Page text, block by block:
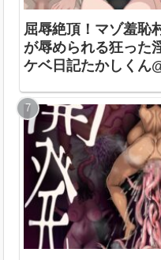
屈辱絶頂！マゾ羞恥
が辱められる狂った
ケベ日記たかしくん